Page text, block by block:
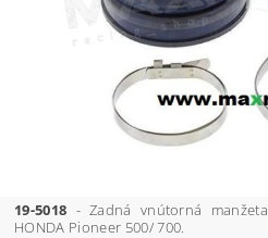
19-5018 - Zadná vnútorná
HONDA Pioneer 500/ 700.